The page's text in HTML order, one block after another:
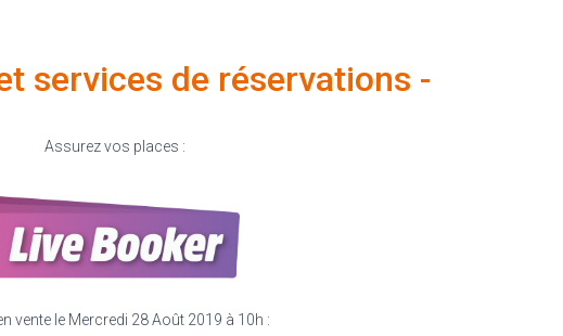
services de réservations -
Assurez vos places :
vente le Mercredi 28 Août 2019 à 10h :